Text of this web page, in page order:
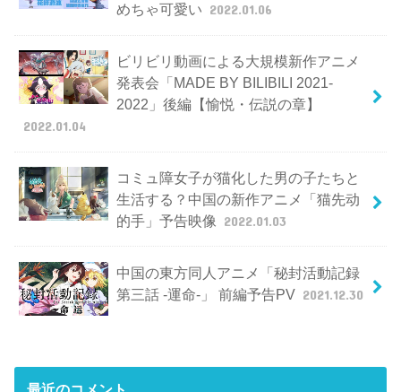
めちゃ可愛い 2022.01.06
ビリビリ動画による大規模新作アニメ
発表会「MADE BY BILIBILI 2021-
2022」後編【愉悦・伝説の章】
2022.01.04
コミュ障女子が猫化した男の子たちと
生活する？中国の新作アニメ「猫先动
的手」予告映像
2022.01.03
中国の東方同人アニメ「秘封活動記録
第三話 -運命-」 前編予告PV 2021.12.30